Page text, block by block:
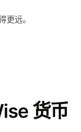
更远。
货币